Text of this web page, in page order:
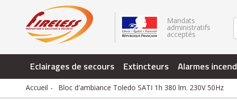
Mandats
administratifs
acceptés
Eclairages de secours Extincteurs Alarmes
Accueil Bloc d'ambiance Toledo SATI 1h 380 lm. 230V 50Hz